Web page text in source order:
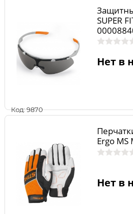
Код: 9870
SUPER
Нет в
Ergo MS
Нет в